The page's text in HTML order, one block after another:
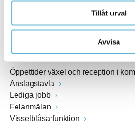
Tillåt urval
Avvisa
Fax: 0456-82 22 00
Öppettider växel och reception i
Anslagstavla
Lediga jobb
Felanmälan
Visselblåsarfunktion